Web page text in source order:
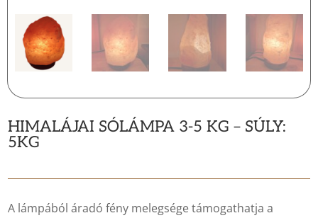
HIMALÁJAI SÓLÁMPA 3-5 KG – SÚLY:
5KG
A lámpából áradó fény melegsége támogathatja a